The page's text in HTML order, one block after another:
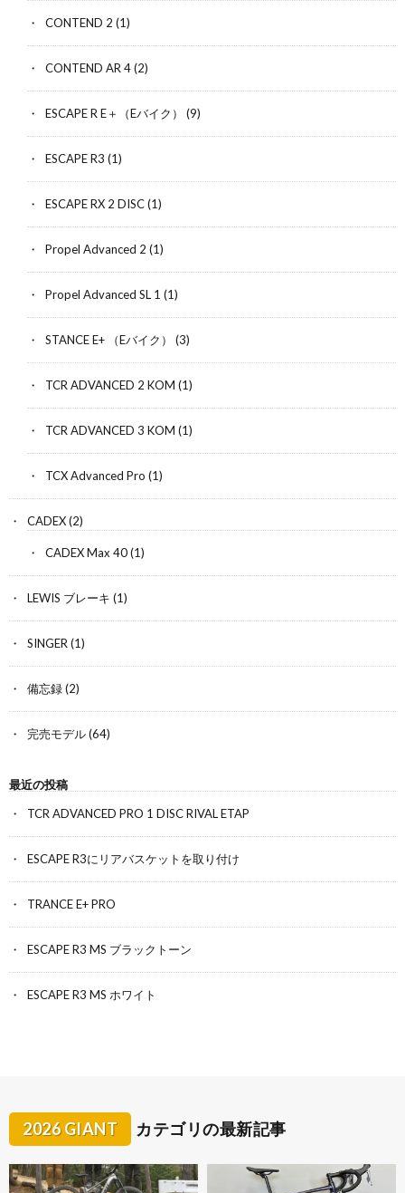
CONTEND 2 (1)
CONTEND AR 4(2)
ESCAPE R E＋（Eバイク） (9)
ESCAPE R3 (1)
ESCAPE RX 2 DISC(1)
Propel Advanced 2 (1)
Propel Advanced SL 1 (1)
STANCE E+ （Eバイク） (3)
TCR ADVANCED 2 KOM (1)
TCR ADVANCED 3 KOM (1)
TCX Advanced Pro (1)
CADEX(2)
CADEX Max 40(1)
LEWIS ブレーキ (1)
SINGER(1)
備忘録(2)
完売モデル(64)
最近の投稿
TCR ADVANCED PRO 1 DISC RIVAL ETAP
ESCAPE R3にリアバスケットを取り付け
TRANCE E+ PRO
ESCAPE R3 MS ブラックトーン
ESCAPE R3 MS ホワイト
2026 GIANT カテゴリの最新記事